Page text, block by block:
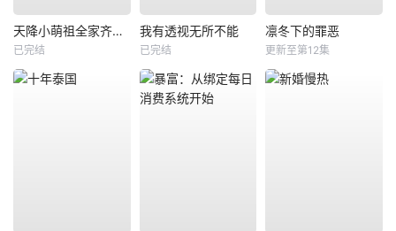
天降小萌祖全家齐齐宠
已完结
我有透视无所不能
已完结
凛冬下的罪恶
更新至第12集